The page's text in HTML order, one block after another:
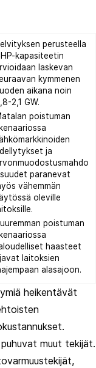
perusteella
kapasiteetin
laskevan
kymmenen
aikana noin
2,1 GW.
poistuman
ja
paranevat
vähemmän
oleville
poistuman
haasteet
laitoksien
alasajoon.
heikentävät
muut tekijät.